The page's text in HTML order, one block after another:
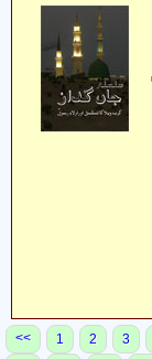
<< 1 2 3